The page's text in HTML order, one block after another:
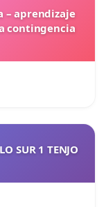
– aprendizaje
contingencia
SUR 1 TENJO